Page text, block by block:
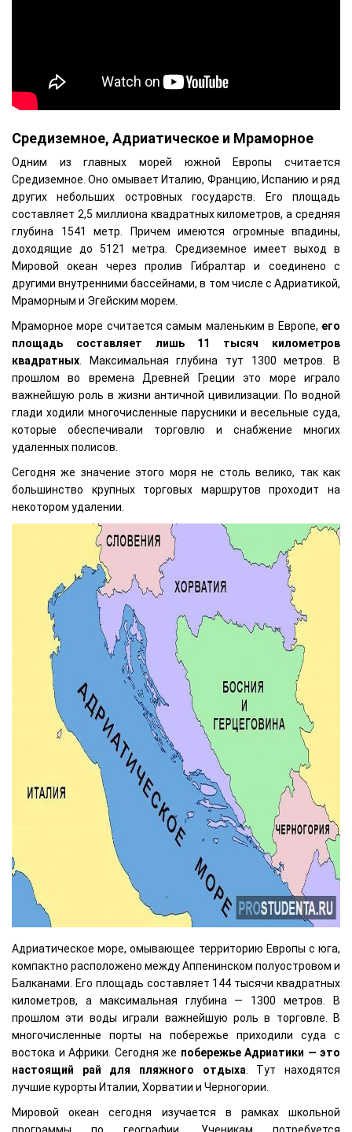
Средиземное, Адриатическое и Мраморное
Одним из главных морей южной Европы считается
Средиземное. Оно омывает Италию, Францию, Испанию и ряд
других небольших островных государств. Его площадь
составляет 2,5 миллиона квадратных километров, а средняя
глубина 1541 метр. Причем имеются огромные впадины,
доходящие до 5121 метра. Средиземное имеет выход в
Мировой океан через пролив Гибралтар и соединено с
другими внутренними бассейнами, в том числе с Адриатикой,
Мраморным и Эгейским морем.
Мраморное море считается самым маленьким в Европе, его
площадь составляет лишь 11 тысяч километров
квадратных . Максимальная глубина тут 1300 метров. В
прошлом во времена Древней Греции это море играло
важнейшую роль в жизни античной цивилизации. По водной
глади ходили многочисленные парусники и весельные суда,
которые обеспечивали торговлю и снабжение многих
удаленных полисов.
Сегодня же значение этого моря не столь велико, так как
большинство крупных торговых маршрутов проходит на
некотором удалении.
Адриатическое море, омывающее территорию Европы с юга,
компактно расположено между Аппенинском полуостровом и
Балканами. Его площадь составляет 144 тысячи квадратных
километров, а максимальная глубина — 1300 метров. В
прошлом эти воды играли важнейшую роль в торговле. В
многочисленные порты на побережье приходили суда с
востока и Африки. Сегодня же побережье Адриатики — это
настоящий рай для пляжного отдыха . Тут находятся
лучшие курорты Италии, Хорватии и Черногории.
Мировой океан сегодня изучается в рамках школьной
программы по географии. Ученикам потребуется